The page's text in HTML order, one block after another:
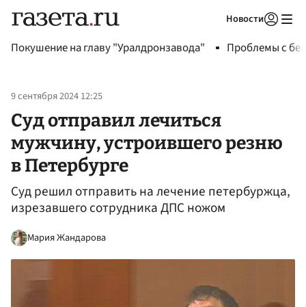
Новости
Покушение на главу "Уралдронзавода" Проблемы с
9 сентября 2024 12:25
Суд отправил лечиться
мужчину, устроившего резню
в Петербурге
Суд решил отправить на лечение петербуржца,
изрезавшего сотрудника ДПС ножом
Мария Жандарова